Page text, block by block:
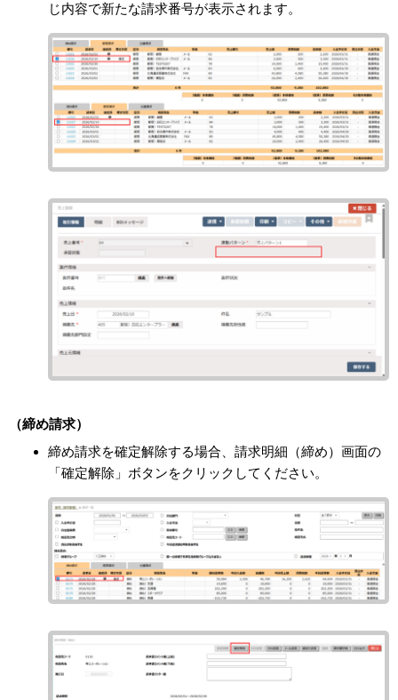
じ内容で新たな請求番号が表示されます。
（締め請求）
締め請求を確定解除する場合、請求明細（締め）画面の
「確定解除」ボタンをクリックしてください。